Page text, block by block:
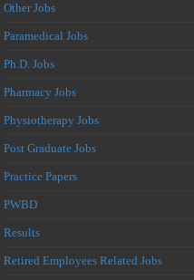
Other Jobs
Paramedical Jobs
Ph.D. Jobs
Pharmacy Jobs
Physiotherapy Jobs
Post Graduate Jobs
Practice Papers
PWBD
Results
Retired Employees Related Jobs